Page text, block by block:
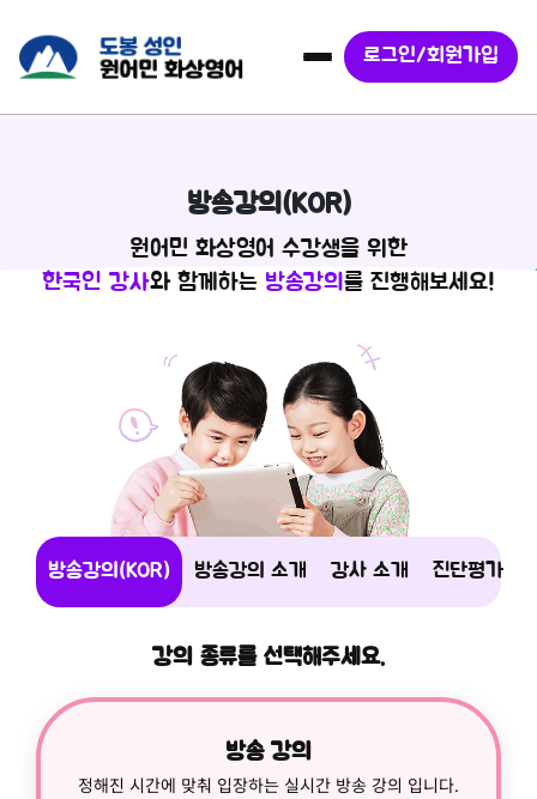
로그인/회원가입
방송강의(KOR)
원어민 화상영어 수강생을 위한
한국인 강사와 함께하는 방송강의를 진행해보세요!
방송강의(KOR) 방송강의 소개 강사 소개 진단평가
강의 종류를 선택해주세요.
방송 강의
정해진 시간에 맞춰 입장하는 실시간 방송 강의 입니다.